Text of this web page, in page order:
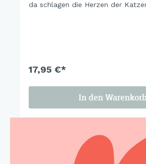
da schlagen die Herzen der
17,95 €*
In den Warenkorb